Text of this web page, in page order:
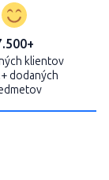
klientov
dodaných